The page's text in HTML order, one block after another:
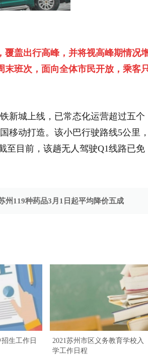
覆盖出行高峰，并将视高峰期情况
末班次，面向全体市民开放，乘客
新城上线，已常态化运营超过五个
移动打造。该小巴行驶路线5公里，
至目前，该趟无人驾驶Q1线路已免
州119种药品3月1日起平均降价五成
生工作日
2021苏州市区义务教育学校入
学工作日程